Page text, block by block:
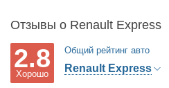
Отзывы о Renault Express
Хорошо
2.8 Общий рейтинг авто
Renault Express